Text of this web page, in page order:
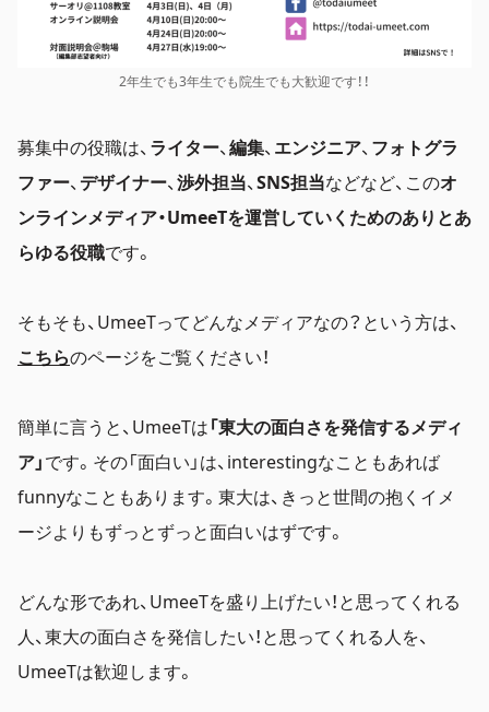
2年生でも3年生でも院生でも大歓迎です！！
募集中の役職は、 ライター、編集、 エンジニア、 フォトグラ
ファー、 デザイナー、渉外担当、SNS担当などなど、このオ
ンラインメディア・UmeeTを運営していくためのありとあ
らゆる役職です。
そもそも、UmeeTってどんなメディアなの？という方は、
こちらのページをご覧ください！
簡単に言うと、UmeeTは「東大の面白さを発信するメディ
ア」です。その「面白い」は、interestingなこともあれば
funnyなこともあります。東大は、きっと世間の抱くイメ
ージよりもずっとずっと面白いはずです。
どんな形であれ、UmeeTを盛り上げたい！と思ってくれる
人、東大の面白さを発信したい！と思ってくれる人を、
UmeeTは歓迎します。